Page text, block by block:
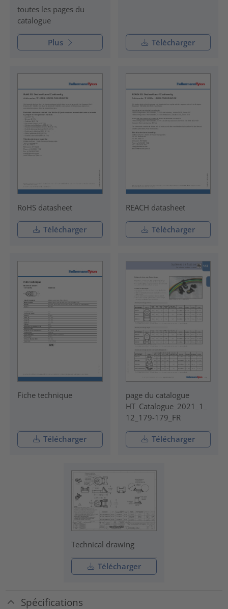
toutes les pages du
catalogue
Plus Télécharger
RoHS datasheet
Télécharger
REACH datasheet
Télécharger
Fiche technique
Télécharger
page du catalogue
HT_Catalogue_2021_1_
12_179-179_FR
Télécharger
Technical drawing
Télécharger
Spécifications